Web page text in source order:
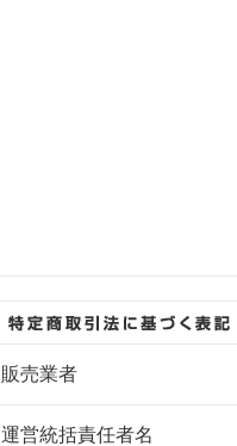
販売業者
運営統括責任者名